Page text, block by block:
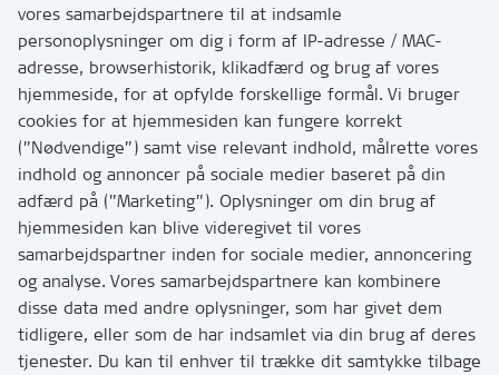
Kontakt
Skriv til os via Digital Post
Har du brug for at komme i kontakt med os? Se her
hvordan
Tip os om huller i vejen eller andet
T:7249 6000
Bemærk: vi har mange opkald mellem kl. 10 og 11
Links
Tilgængelighedserklæring
vores samarbejdspartnere til at indsamle
personoplysninger om dig i form af IP-adresse / MAC-
adresse, browserhistorik, klikadfærd og brug af vores
hjemmeside, for at opfylde forskellige formål. Vi bruger
cookies for at hjemmesiden kan fungere korrekt
(”Nødvendige”) samt vise relevant indhold, målrette vores
indhold og annoncer på sociale medier baseret på din
adfærd på (”Marketing”). Oplysninger om din brug af
hjemmesiden kan blive videregivet til vores
samarbejdspartner inden for sociale medier, annoncering
og analyse. Vores samarbejdspartnere kan kombinere
disse data med andre oplysninger, som har givet dem
tidligere, eller som de har indsamlet via din brug af deres
tjenester. Du kan til enhver til trække dit samtykke tilbage